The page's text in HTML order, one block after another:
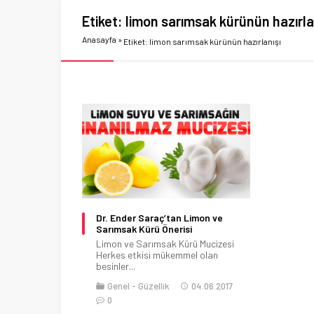
Etiket: limon sarımsak kürünün
Anasayfa » Etiket: limon sarımsak kürünün hazırlanışı
Dr. Ender Saraç’tan Limon ve
Sarımsak Kürü Önerisi
Limon ve Sarımsak Kürü Mucizesi
Herkes etkisi mükemmel olan
besinler...
Genel Güzellik
04.06.2017
0